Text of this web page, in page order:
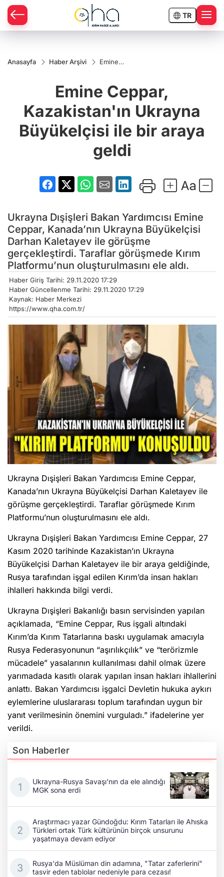
TR
Anasayfa Haber Arşivi
Emine
Ukrayna
Büyükelçisi
ile bir araya
geldi
Emine Ceppar,
Kazakistan'ın Ukrayna
Büyükelçisi ile bir araya
geldi
Ukrayna Dışişleri Bakan Yardımcısı Emine
Ceppar, Kanada’nın Ukrayna Büyükelçisi
Darhan Kaletayev ile görüşme
gerçekleştirdi. Taraflar görüşmede Kırım
Platformu’nun oluşturulmasını ele aldı.
Haber Giriş Tarihi: 29.11.2020 17:29
Haber Güncellenme Tarihi: 29.11.2020 17:29
Kaynak: Haber Merkezi
https://www.qha.com.tr/
Ukrayna Dışişleri Bakan Yardımcısı Emine Ceppar,
Kanada’nın Ukrayna Büyükelçisi Darhan Kaletayev ile
görüşme gerçekleştirdi. Taraflar görüşmede Kırım
Platformu’nun oluşturulmasını ele aldı.
Ukrayna Dışişleri Bakan Yardımcısı Emine Ceppar, 27
Kasım 2020 tarihinde Kazakistan’ın Ukrayna
Büyükelçisi Darhan Kaletayev ile bir araya geldiğinde,
Rusya tarafından işgal edilen Kırım’da insan hakları
ihlalleri hakkında bilgi verdi.
Ukrayna Dışişleri Bakanlığı basın servisinden yapılan
açıklamada, “Emine Ceppar, Rus işgali altındaki
Kırım’da Kırım Tatarlarına baskı uygulamak amacıyla
Rusya Federasyonunun “aşırılıkçılık” ve “terörizmle
mücadele” yasalarının kullanılması dahil olmak üzere
yarımadada kasıtlı olarak yapılan insan hakları ihlallerini
anlattı. Bakan Yardımcısı işgalci Devletin hukuka aykırı
eylemlerine uluslararası toplum tarafından uygun bir
yanıt verilmesinin önemini vurguladı.” ifadelerine yer
verildi.
Son Haberler
Ukrayna-Rusya Savaşı'nın da ele alındığı
MGK sona erdi
Araştırmacı yazar Gündoğdu: Kırım Tatarları ile Ahıska
Türkleri ortak Türk kültürünün birçok unsurunu
yaşatmaya devam ediyor
Rusya'da Müslüman din adamına, "Tatar zaferlerini"
tasvir eden tablolar nedeniyle para cezası!